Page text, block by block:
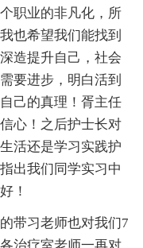
职业的非凡化，所
也希望我们能找到
造提升自己，社会
要进步，明白活到
己的真理！胥主任
心！之后护士长对
活还是学习实践护
出我们同学实习中
！
带习老师也对我们7